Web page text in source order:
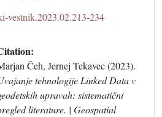
vestnik.2023.02.213-234
Čeh, Jernej Tekavec (2023).
tehnologije Linked Data v
upravah: sistematični
literature. | Geospatial